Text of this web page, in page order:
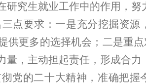
究生就业工作中的作用，努
点要求：一是充分挖掘资源
供更多的选择机会 ； 二是重
量， 主动担起责任， 形成合力
党的二十大精神，准确把